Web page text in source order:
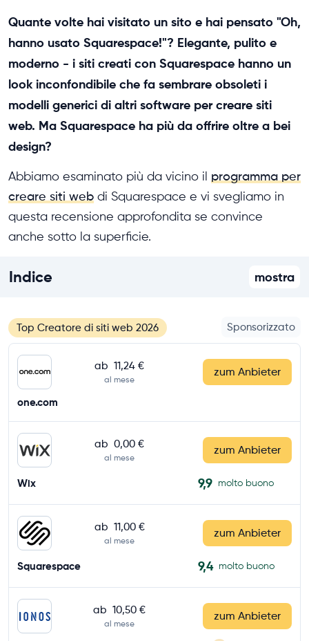
Quante volte hai visitato un sito e hai pensato "Oh,
hanno usato Squarespace!"? Elegante, pulito e
moderno - i siti creati con Squarespace hanno un
look inconfondibile che fa sembrare obsoleti i
modelli generici di altri software per creare siti
web. Ma Squarespace ha più da offrire oltre a bei
design?
Abbiamo esaminato più da vicino il programma per
creare siti web di Squarespace e vi svegliamo in
questa recensione approfondita se convince
anche sotto la superficie.
Indice mostra
Top Creatore di siti web 2026 Sponsorizzato
ab 11,24 €
al mese
zum Anbieter
one.com
ab 0,00 €
al mese
zum Anbieter
Wix 9,9 molto buono
ab 11,00 €
al mese
zum Anbieter
Squarespace 9,4 molto buono
ab 10,50 €
al mese
zum Anbieter